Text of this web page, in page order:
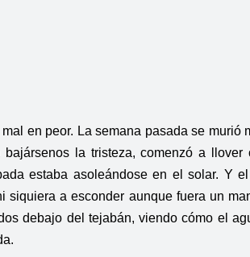
en peor. La semana pasada se
bajársenos la tristeza, comenzó a
estaba asoleándose en el solar. Y
siquiera a esconder aunque fuera un
debajo del tejabán, viendo cómo el